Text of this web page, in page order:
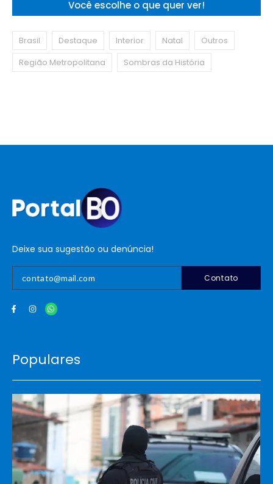
Você escolhe o que quer ver!
Brasil Destaque Interior Natal
Outros
Região Metropolitana
Sombras da História
Deixe sua sugestão ou denúncia!
Contato
Populares